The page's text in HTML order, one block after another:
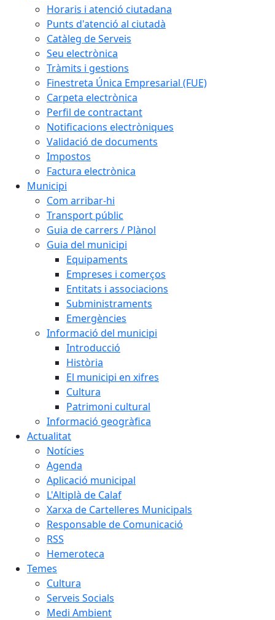
Horaris i atenció ciutadana
Punts d'atenció al ciutadà
Catàleg de Serveis
Seu electrònica
Tràmits i gestions
Finestreta Única Empresarial (FUE)
Carpeta electrònica
Perfil de contractant
Notificacions electròniques
Validació de documents
Impostos
Factura electrònica
Municipi
Com arribar-hi
Transport públic
Guia de carrers / Plànol
Guia del municipi
Equipaments
Empreses i comerços
Entitats i associacions
Subministraments
Emergències
Informació del municipi
Introducció
Història
El municipi en xifres
Cultura
Patrimoni cultural
Informació geogràfica
Actualitat
Notícies
Agenda
Aplicació municipal
L'Altiplà de Calaf
Xarxa de Cartelleres Municipals
Responsable de Comunicació
RSS
Hemeroteca
Temes
Cultura
Serveis Socials
Medi Ambient